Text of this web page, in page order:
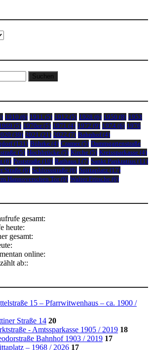
1910 (6) 1911 (5) 1912 (5) 1928 (6) 1950 (8) 1953
(5) 1970er(5) 1971 (4) 1972 (9) 1974 (6) 1976
(39) 2021 (21) 2022 (7) Bahnhof(4)
(131) Bührke (4) Cramer(5) Dammgartenstraße
(5) Hochbrücke (5) Kirche (5) Kreissparkasse (4)
(6) Poststraße (10) Rathaus I (7) Sankt Pankratius (11)
Straße(6) Schlossstraße (6) Spittaplatz (17)
Hannoverschen Tor(9) Walter Fritsche (6)
gesamt:
heute:
gesamt:
online:
ab::
15 – Pfarrwitwenhaus – ca. 1900 /
Straße 14 20
- Amtssparkasse 1905 / 2019 18
Bahnhof 1903 / 2019 17
– 1968 / 2026 17